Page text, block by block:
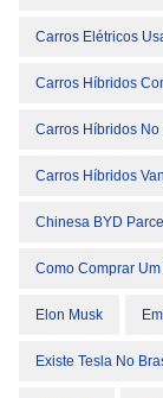
Carros Elétricos
Carros Híbridos
Carros Híbridos No
Carros Híbridos
Chinesa BYD
Como Comprar
Elon Musk
Existe Tesla No